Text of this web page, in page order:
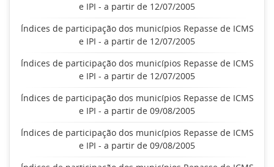
e IPI - a partir de 12/07/2005
Índices de participação dos municípios Repasse de ICMS
e IPI - a partir de 12/07/2005
Índices de participação dos municípios Repasse de ICMS
e IPI - a partir de 12/07/2005
Índices de participação dos municípios Repasse de ICMS
e IPI - a partir de 09/08/2005
Índices de participação dos municípios Repasse de ICMS
e IPI - a partir de 09/08/2005